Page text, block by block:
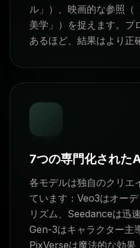
ル」）、映画的な参照（
美学」）を捉えます。プ
あるほど、結果はより正
7つの専門化された
各モデルは独自のクリエ
ています：Veo3はオー
リズム、Seedanceは迅
Gen-3はキャラクター主
PixVerseは魔法的な効果